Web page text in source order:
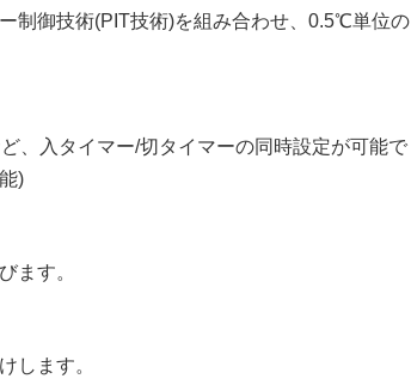
制御技術(PIT技術)を組み合わせ、0.5℃単位の
、入タイマー/切タイマーの同時設定が可能で
)
ます。
します。